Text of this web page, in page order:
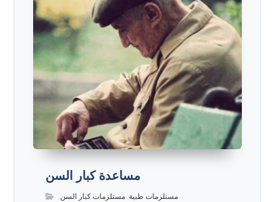
مساعدة كبار السن
مستلزمات طبية, مستلزمات كبار السن